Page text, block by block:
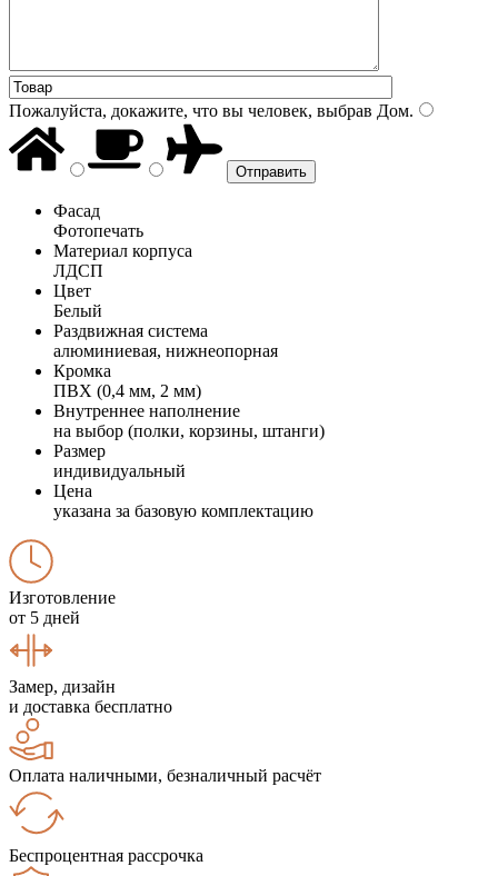
Пожалуйста, докажите, что вы человек, выбрав Дом.
Фасад
Фотопечать
Материал корпуса
ЛДСП
Цвет
Белый
Раздвижная система
алюминиевая, нижнеопорная
Кромка
ПВХ (0,4 мм, 2 мм)
Внутреннее наполнение
на выбор (полки, корзины, штанги)
Размер
индивидуальный
Цена
указана за базовую комплектацию
Изготовление
от 5 дней
Замер, дизайн
и доставка бесплатно
Оплата наличными, безналичный расчёт
Беспроцентная рассрочка